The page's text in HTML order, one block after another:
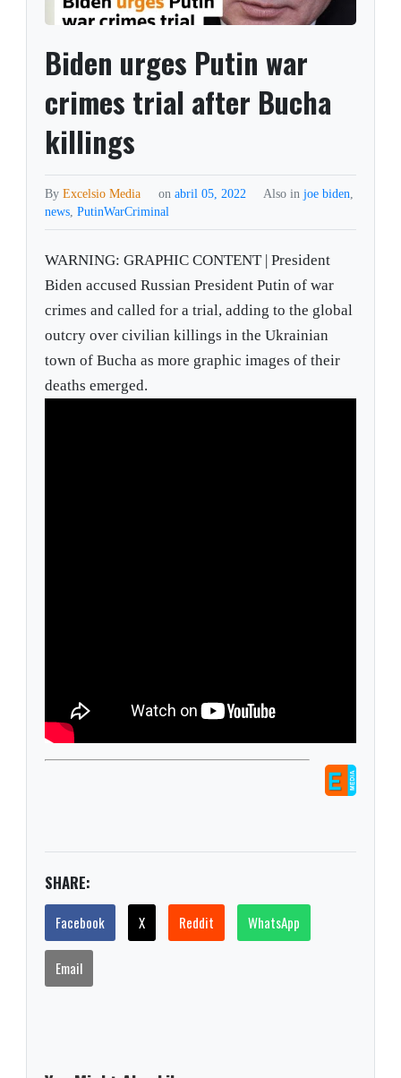
Biden urges Putin war
crimes trial after Bucha
killings
ByExcelsio Media on abril 05, 2022 Also in joe biden,
news,PutinWarCriminal
WARNING: GRAPHIC CONTENT | President
Biden accused Russian President Putin of war
crimes and called for a trial, adding to the global
outcry over civilian killings in the Ukrainian
town of Bucha as more graphic images of their
deaths emerged.
SHARE:
Facebook X Reddit WhatsApp
Email